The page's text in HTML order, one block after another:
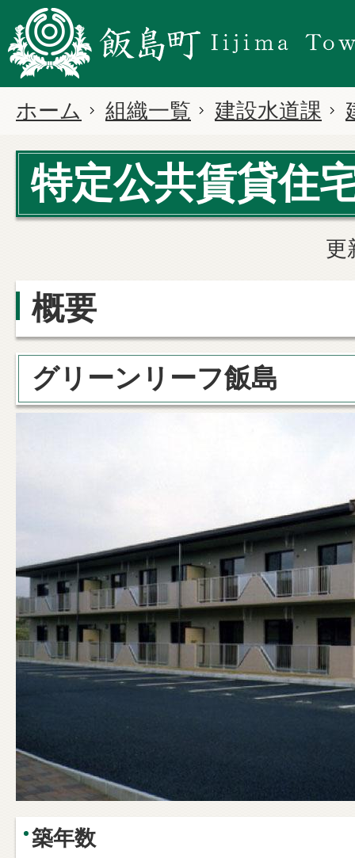
ホーム 組織一覧 建設水道課
特定公共賃貸住
更
概要
グリーンリーフ飯島
築年数